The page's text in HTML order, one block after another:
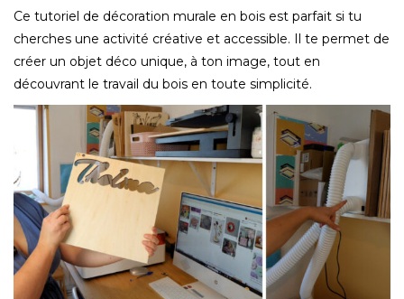
Ce tutoriel de décoration murale en bois est parfait si tu
cherches une activité créative et accessible. Il te permet de
créer un objet déco unique, à ton image, tout en
découvrant le travail du bois en toute simplicité.